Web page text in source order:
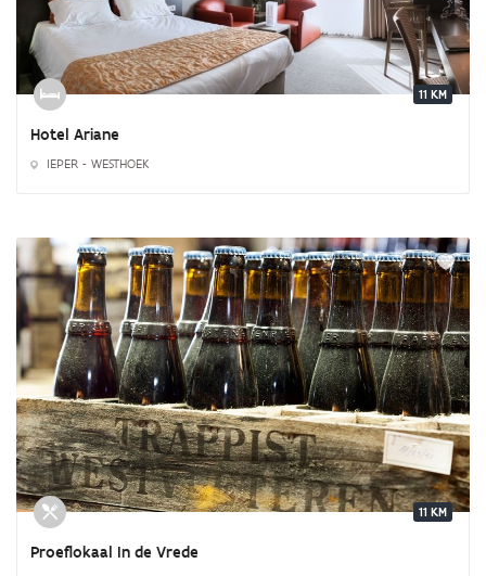
11 KM
Hotel Ariane
IEPER - WESTHOEK
11 KM
Proeflokaal In de Vrede